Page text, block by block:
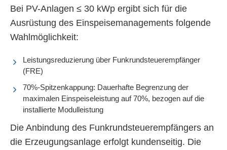
Cookies, wenn Sie unsere Webseite weiterhin nutzen.
Bei PV-Anlagen ≤ 30 kWp ergibt sich für die
Ausrüstung des Einspeisemanagements folgende
Wahlmöglichkeit:
Leistungsreduzierung über Funkrundsteuerempfänger
(FRE)
70%-Spitzenkappung: Dauerhafte Begrenzung der
maximalen Einspeiseleistung auf 70%, bezogen auf die
installierte Modulleistung
Die Anbindung des Funkrundsteuerempfängers an
die Erzeugungsanlage erfolgt kundenseitig. Die